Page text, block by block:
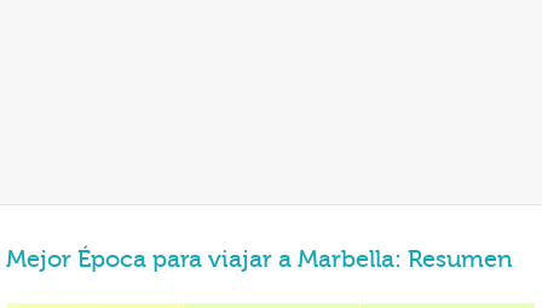
Mejor Época para viajar a Marbella: Resumen